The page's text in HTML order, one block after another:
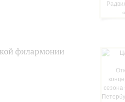
филармонии